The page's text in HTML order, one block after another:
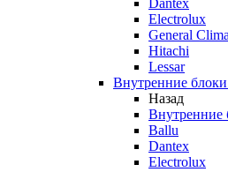
Dantex
Electrolux
General
Hitachi
Lessar
Внутренние
Назад
Внутренние
Ballu
Dantex
Electrolux